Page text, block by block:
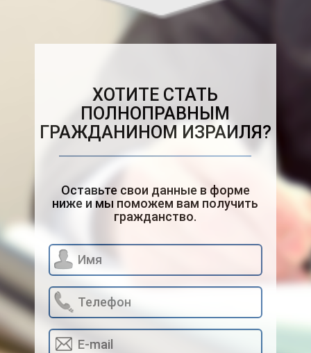
ХОТИТЕ СТАТЬ
ПОЛНОПРАВНЫМ
ГРАЖДАНИНОМ ИЗРАИЛЯ?
Оставьте свои данные в форме
ниже и мы поможем вам получить
гражданство.